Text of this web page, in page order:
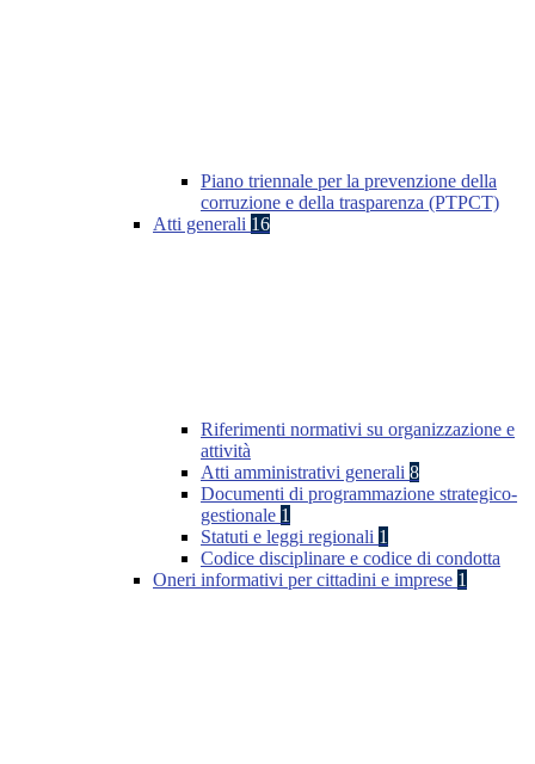
Piano triennale per la prevenzione della
corruzione e della trasparenza (PTPCT)
Atti generali 16
Riferimenti normativi su organizzazione e
attività
Atti amministrativi generali 8
Documenti di programmazione strategico-
gestionale 1
Statuti e leggi regionali 1
Codice disciplinare e codice di condotta
Oneri informativi per cittadini e imprese 1